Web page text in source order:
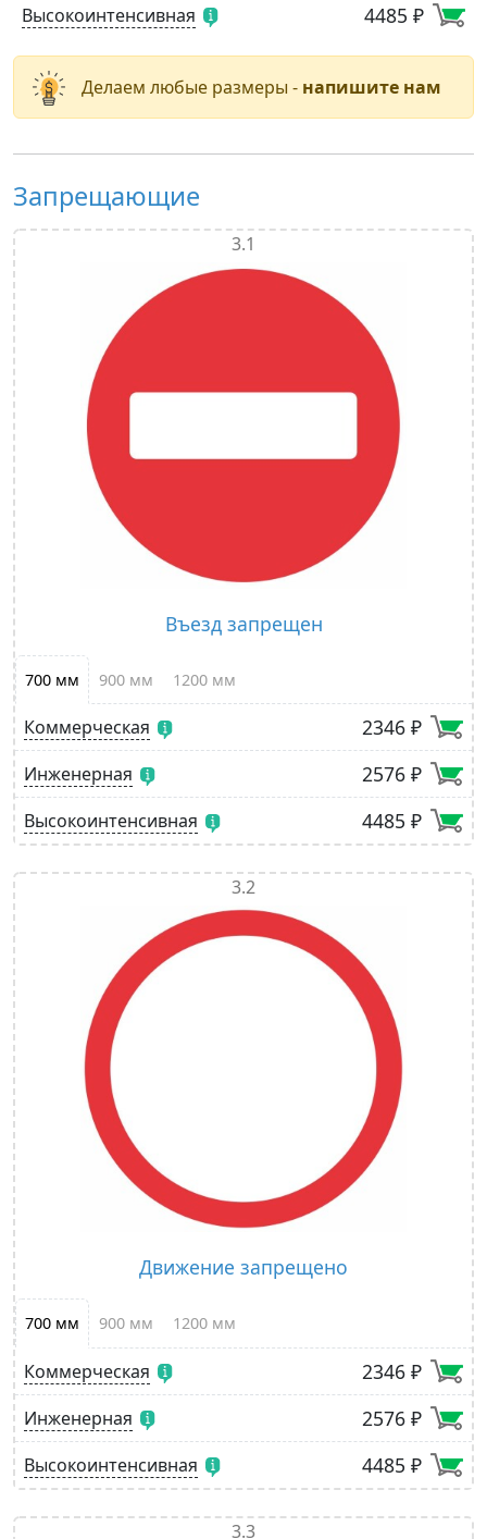
Высокоинтенсивная 4485 ₽
Делаем любые размеры - напишите нам
Запрещающие
3.1
Въезд запрещен
700 мм 900 мм 1200 мм
Коммерческая 2346 ₽
Инженерная 2576 ₽
Высокоинтенсивная 4485 ₽
3.2
Движение запрещено
700 мм 900 мм 1200 мм
Коммерческая 2346 ₽
Инженерная 2576 ₽
Высокоинтенсивная 4485 ₽
3.3